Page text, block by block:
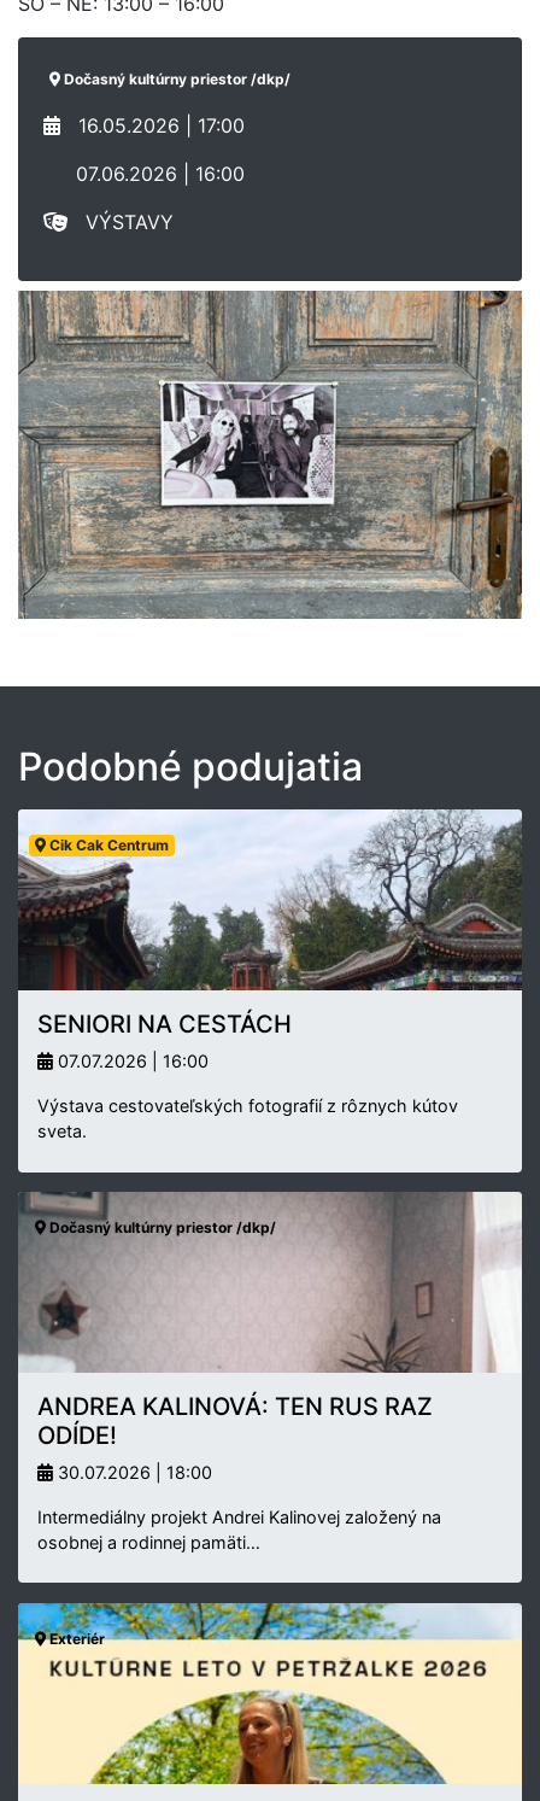
Dočasný kultúrny priestor /dkp/
16.05.2026 | 17:00
07.06.2026 | 16:00
VÝSTAVY
Podobné podujatia
Cik Cak Centrum
SENIORI NA CESTÁCH
07.07.2026 | 16:00
Výstava cestovateľských fotografií z rôznych kútov
sveta.
Dočasný kultúrny priestor /dkp/
ANDREA KALINOVÁ: TEN RUS RAZ
ODÍDE!
30.07.2026 | 18:00
Intermediálny projekt Andrei Kalinovej založený na
osobnej a rodinnej pamäti…
Exteriér